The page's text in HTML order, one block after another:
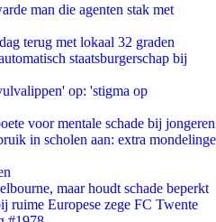
man die agenten stak met
terug met lokaal 32 graden
staatsburgerschap bij
op: 'stigma op
voor mentale schade bij jongeren
in scholen aan: extra mondelinge
maar houdt schade beperkt
ruime Europese zege FC Twente